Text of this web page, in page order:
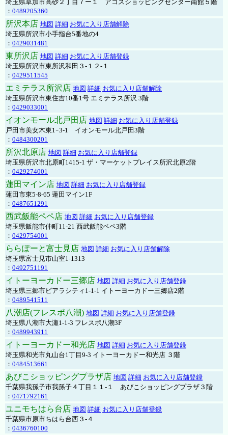
埼玉県草加市高砂２丁目７ー１ アコスショッピングセンター南館５階
： 0489205360
所沢本店 地図 詳細 お気に入り店舗解除
埼玉県所沢市小手指台5番地の4
： 0429031481
東所沢店 地図 詳細 お気に入り店舗登録
埼玉県所沢市東所沢和田３-１２-１
： 0429511545
エミテラス所沢店 地図 詳細 お気に入り店舗解除
埼玉県所沢市東住吉10番1号 エミテラス所沢 3階
： 0429033001
イオンモール北戸田店 地図 詳細 お気に入り店舗登録
戸田市美女木東1ｰ3‐1 イオンモール北戸田3階
： 0484300201
所沢北原店 地図 詳細 お気に入り店舗登録
埼玉県所沢市北原町1415-1 ザ・マーケットプレイス所沢北原2階
： 0429274001
蓮田マイン店 地図 詳細 お気に入り店舗登録
蓮田市東5-8-65 蓮田マイン1F
： 0487651291
西武飯能ペペ店 地図 詳細 お気に入り店舗登録
埼玉県飯能市仲町11-21 西武飯能ペペ3階
： 0429754001
ららぽーと富士見店 地図 詳細 お気に入り店舗解除
埼玉県富士見市山室1-1313
： 0492751191
イトーヨーカドー三郷店 地図 詳細 お気に入り店舗登録
埼玉県三郷市ピアラシティ1-1-1 イトーヨーカドー三郷店2階
： 0489541511
八潮店(フレスポ八潮) 地図 詳細 お気に入り店舗登録
埼玉県八潮市大瀬1-1-3 フレスポ八潮3F
： 0489943911
イトーヨーカドー和光店 地図 詳細 お気に入り店舗登録
埼玉県和光市丸山台1丁目9-3 イトーヨーカドー和光店 ３階
： 0484513661
あびこショッピングプラザ店 地図 詳細 お気に入り店舗登録
千葉県我孫子市我孫子４丁目１１-１ あびこショッピングプラザ３階
： 0471792161
ユニモちはら台店 地図 詳細 お気に入り店舗登録
千葉県市原市ちはら台西３-４
： 0436760100